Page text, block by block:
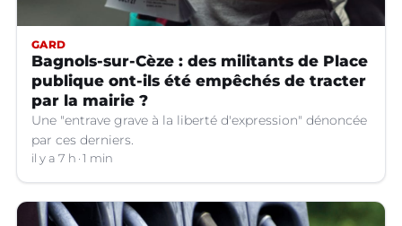
GARD
Bagnols-sur-Cèze : des militants de Place
publique ont-ils été empêchés de tracter
par la mairie ?
Une "entrave grave à la liberté d'expression" dénoncée
par ces derniers.
il y a 7 h 1 min